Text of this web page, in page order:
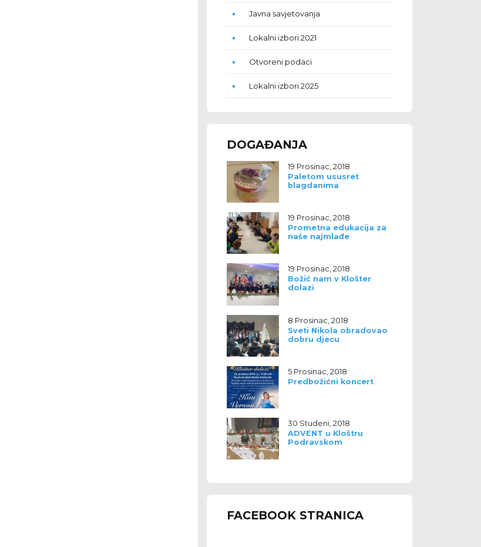
Javna savjetovanja
Lokalni izbori 2021
Otvoreni podaci
Lokalni izbori 2025
DOGAĐANJA
19 Prosinac, 2018
Paletom ususret
blagdanima
19 Prosinac, 2018
Prometna edukacija za
naše najmlađe
19 Prosinac, 2018
Božić nam v Klošter
dolazi
8 Prosinac, 2018
Sveti Nikola obradovao
dobru djecu
5 Prosinac, 2018
Predbožićni koncert
30 Studeni, 2018
ADVENT u Kloštru
Podravskom
FACEBOOK STRANICA